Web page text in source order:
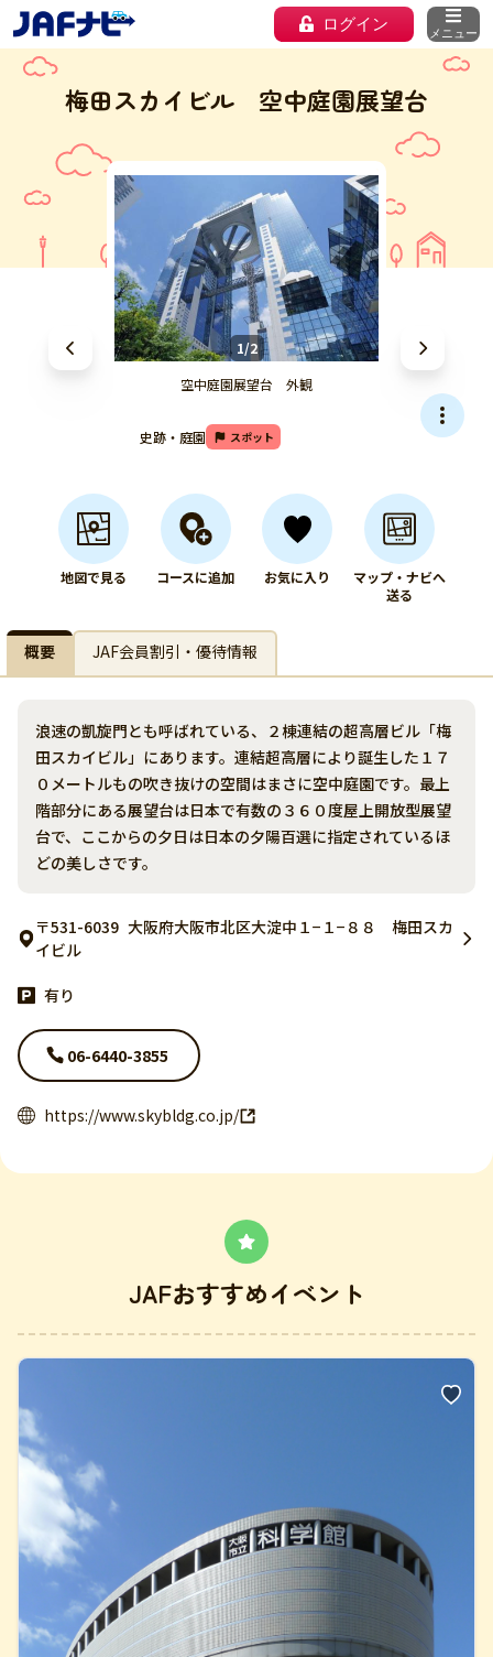
ログイン メニュー
梅田スカイビル 空中庭園展望台
1/2
空中庭園展望台 外観
史跡・庭園 スポット
地図で見る コースに追加 お気に入り
マップ・ナビへ
送る
概要 JAF会員割引・優待情報
浪速の凱旋門とも呼ばれている、２棟連結の超高層ビル「梅
田スカイビル」にあります。連結超高層により誕生した１７
０メートルもの吹き抜けの空間はまさに空中庭園です。最上
階部分にある展望台は日本で有数の３６０度屋上開放型展望
台で、ここからの夕日は日本の夕陽百選に指定されているほ
どの美しさです。
〒531-6039 大阪府大阪市北区大淀中１−１−８８ 梅田スカ
イビル
有り
06-6440-3855
https://www.skybldg.co.jp/
JAFおすすめイベント